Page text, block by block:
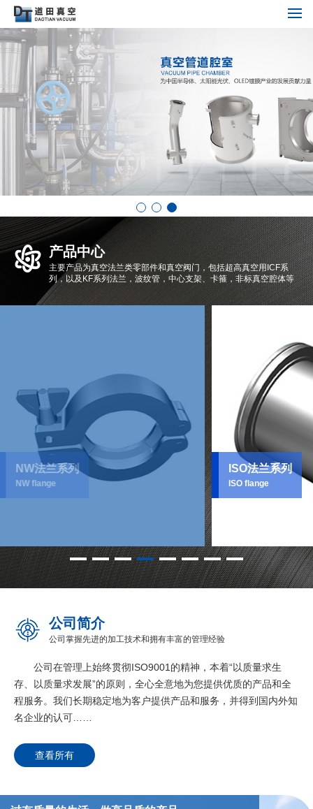
产品中心
主要产品为真空法兰类零部件和真空阀门，包括超高真空用ICF系
列，以及KF系列法兰，波纹管，中心支架、卡箍，非标真空腔体等
系列 ISO法兰系列
ISO flange
公司简介
公司掌握先进的加工技术和拥有丰富的管理经验
公司在管理上始终贯彻ISO9001的精神，本着“以质量求生
存、以质量求发展”的原则，全心全意地为您提供优质的产品和全
程服务。我们长期稳定地为客户提供产品和服务，并得到国内外知
名企业的认可……
查看所有